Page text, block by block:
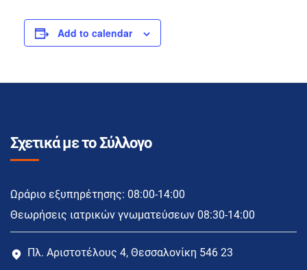
Add to calendar
Σχετικά με το Σύλλογο
Ωράριο εξυπηρέτησης: 08:00-14:00
Θεωρήσεις ιατρικών γνωματεύσεων 08:30-14:00
Πλ. Αριστοτέλους 4, Θεσσαλονίκη 546 23